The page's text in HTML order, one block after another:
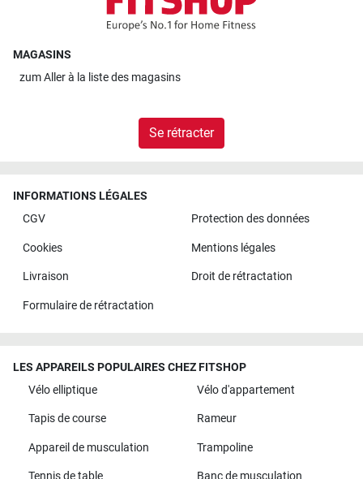
MAGASINS
zumAller à la liste des magasins
Se rétracter
INFORMATIONS LÉGALES
CGV
Protection des données
Cookies Mentions légales
Livraison Droit de rétractation
Formulaire de rétractation
LES APPAREILS POPULAIRES CHEZ FITSHOP
Vélo elliptique
Vélo d'appartement
Tapis de course Rameur
Appareil de musculation Trampoline
Tennis de table Banc de musculation